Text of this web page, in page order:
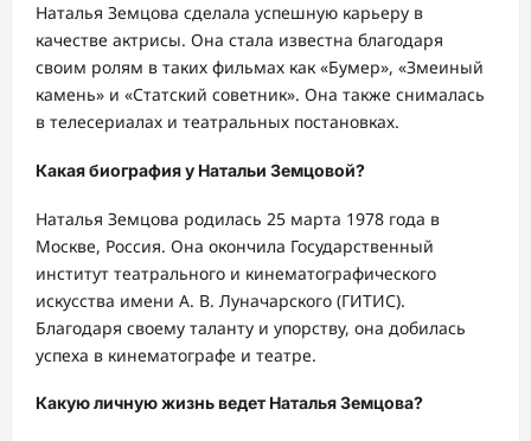
Наталья Земцова сделала успешную карьеру в
качестве актрисы. Она стала известна благодаря
своим ролям в таких фильмах как «Бумер», «Змеиный
камень» и «Статский советник». Она также снималась
в телесериалах и театральных постановках.
Какая биография у Натальи Земцовой?
Наталья Земцова родилась 25 марта 1978 года в
Москве, Россия. Она окончила Государственный
институт театрального и кинематографического
искусства имени А. В. Луначарского (ГИТИС).
Благодаря своему таланту и упорству, она добилась
успеха в кинематографе и театре.
Какую личную жизнь ведет Наталья Земцова?